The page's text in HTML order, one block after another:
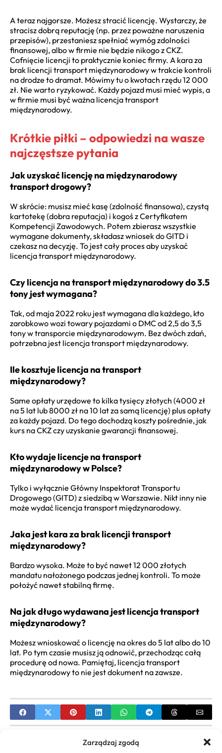
Zarządzaj zgodą
A teraz najgorsze. Możesz stracić licencję. Wystarczy, że
stracisz dobrą reputację (np. przez poważne naruszenia
przepisów), przestaniesz spełniać wymóg zdolności
finansowej, albo w firmie nie będzie nikogo z CKZ.
Cofnięcie licencji to praktycznie koniec firmy. A kara za
brak licencji transport międzynarodowy w trakcie kontroli
na drodze to dramat. Mówimy tu o kwotach rzędu 12 000
zł. Nie warto ryzykować. Każdy pojazd musi mieć wypis, a
w firmie musi być ważna licencja transport
międzynarodowy.
Krótkie piłki – odpowiedzi na wasze
najczęstsze pytania
Jak uzyskać licencję na międzynarodowy
transport drogowy?
W skrócie: musisz mieć kasę (zdolność finansowa), czystą
kartotekę (dobra reputacja) i kogoś z Certyfikatem
Kompetencji Zawodowych. Potem zbierasz wszystkie
wymagane dokumenty, składasz wniosek do GITD i
czekasz na decyzję. To jest cały proces aby uzyskać
licencja transport międzynarodowy.
Czy licencja na transport międzynarodowy do 3.5
tony jest wymagana?
Tak, od maja 2022 roku jest wymagana dla każdego, kto
zarobkowo wozi towary pojazdami o DMC od 2,5 do 3,5
tony w transporcie międzynarodowym. Bez dwóch zdań,
potrzebna jest licencja transport międzynarodowy.
Ile kosztuje licencja na transport
międzynarodowy?
Same opłaty urzędowe to kilka tysięcy złotych (4000 zł
na 5 lat lub 8000 zł na 10 lat za samą licencję) plus opłaty
za każdy pojazd. Do tego dochodzą koszty pośrednie, jak
kurs na CKZ czy uzyskanie gwarancji finansowej.
Kto wydaje licencje na transport
międzynarodowy w Polsce?
Tylko i wyłącznie Główny Inspektorat Transportu
Drogowego (GITD) z siedzibą w Warszawie. Nikt inny nie
może wydać licencja transport międzynarodowy.
Jaka jest kara za brak licencji transport
międzynarodowy?
Bardzo wysoka. Może to być nawet 12 000 złotych
mandatu nałożonego podczas jednej kontroli. To może
położyć nawet stabilną firmę.
Na jak długo wydawana jest licencja transport
międzynarodowy?
Możesz wnioskować o licencję na okres do 5 lat albo do 10
lat. Po tym czasie musisz ją odnowić, przechodząc całą
procedurę od nowa. Pamiętaj, licencja transport
międzynarodowy to nie jest dokument na zawsze.